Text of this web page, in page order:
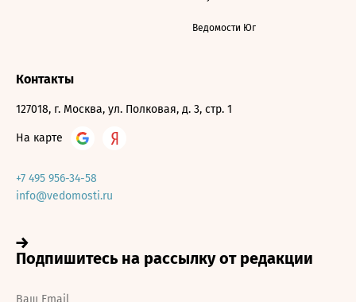
Ведомости Юг
Контакты
127018, г. Москва, ул. Полковая, д. 3, стр. 1
На карте
+7 495 956-34-58
info@vedomosti.ru